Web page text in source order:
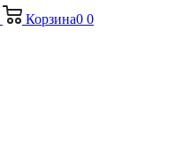
Корзина0 0